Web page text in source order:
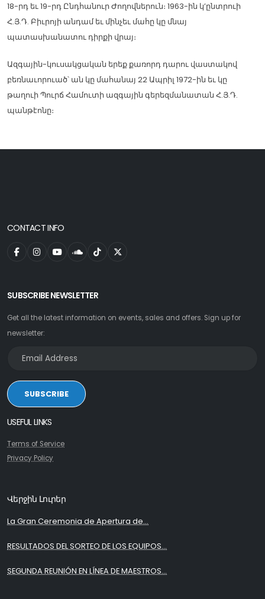
18-րդ եւ 19-րդ Ընդհանուր Ժողովներուն։ 1963-ին կ’ընտրուի
Հ.Յ.Դ. Բիւրոյի անդամ եւ մինչեւ մահը կը մնայ
պատասխանատու դիրքի վրայ։
Ազգային-կուսակցական երեք քառորդ դարու վաստակով
բեռնաւորուած՝ ան կը մահանայ 22 Ապրիլ 1972-ին եւ կը
թաղուի Պուրճ Համուտի ազգային գերեզմանատան Հ.Յ.Դ.
պանթէոնը։
CONTACT INFO
SUBSCRIBE NEWSLETTER
Get all the latest information on events, sales and offers. Sign up for
newsletter:
SUBSCRIBE
USEFUL LINKS
Terms of Service
Privacy Policy
Վերջին Լուրեր
La Gran Ceremonia de Apertura de...
RESULTADOS DEL SORTEO DE LOS EQUIPOS...
SEGUNDA REUNIÓN EN LÍNEA DE MAESTROS...